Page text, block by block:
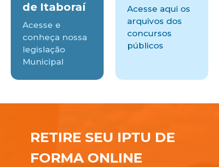
de Itaboraí
Acesse e
conheça nossa
legislação
Municipal
Acesse aqui os
arquivos dos
concursos
públicos
RETIRE SEU IPTU DE
FORMA ONLINE